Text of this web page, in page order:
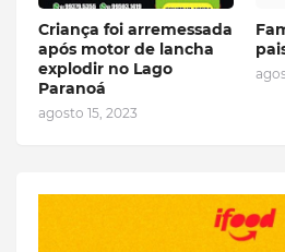
Criança foi arremessada
após motor de lancha
explodir no Lago
Paranoá
agosto 15, 2023